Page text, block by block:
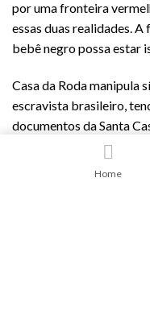
por uma fronteira
essas duas realidades.
bebê negro possa estar
Casa da Rodamanipula
escravista brasileiro,
documentos da Santa
O retratar aqui não é
Home